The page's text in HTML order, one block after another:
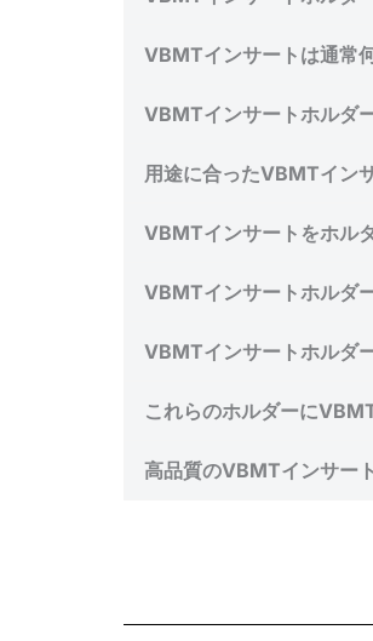
VBMTインサートは通常
VBMTインサートホルダ
用途に合ったVBMTイン
VBMTインサートをホル
VBMTインサートホルダ
VBMTインサートホルダ
これらのホルダーに
高品質のVBMTインサー